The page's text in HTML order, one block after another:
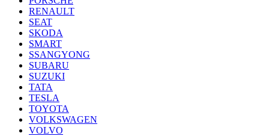
RENAULT
SEAT
SKODA
SMART
SSANGYONG
SUBARU
SUZUKI
TATA
TESLA
TOYOTA
VOLKSWAGEN
VOLVO